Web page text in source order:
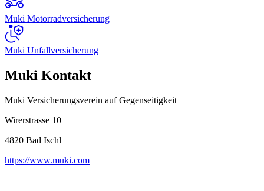
Muki Motorradversicherung
Muki Unfallversicherung
Muki Kontakt
Muki Versicherungsverein auf Gegenseitigkeit
Wirerstrasse 10
4820 Bad Ischl
https://www.muki.com